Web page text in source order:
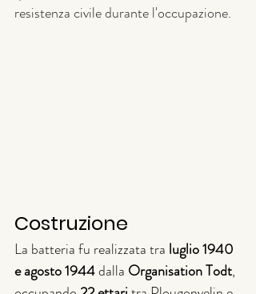
resistenza civile durante l'occupazione.
Costruzione
La batteria fu realizzata tra luglio 1940
e agosto 1944 dalla Organisation Todt,